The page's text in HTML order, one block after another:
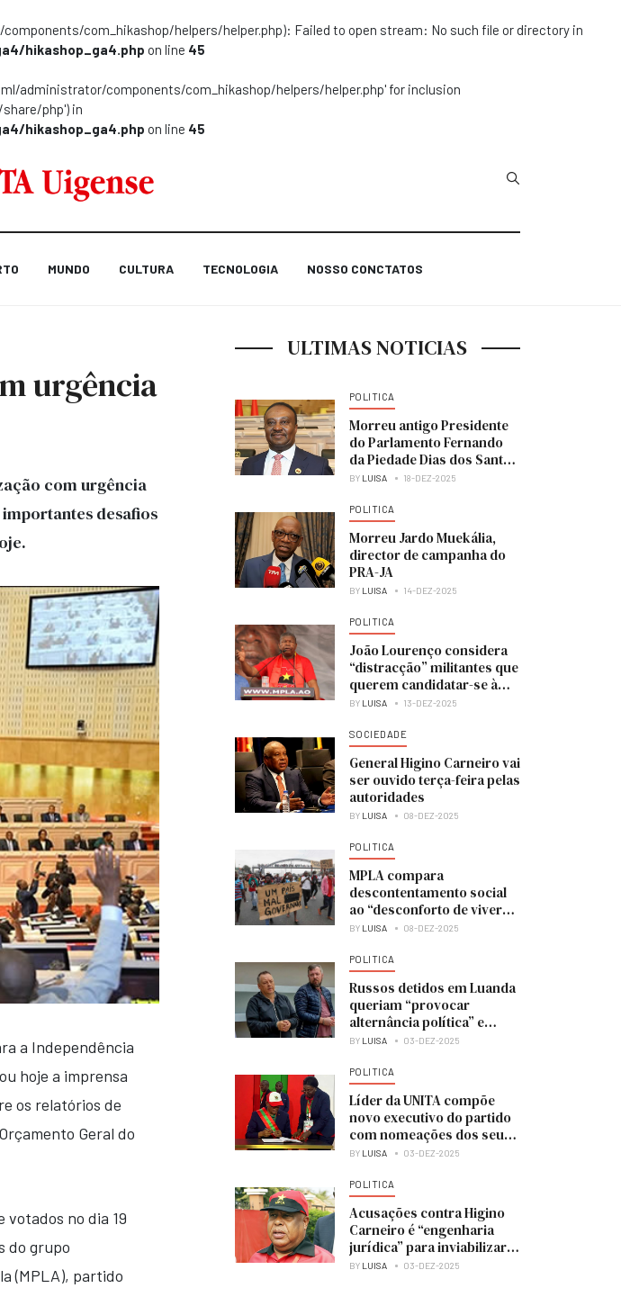
com_hikashop/helpers/helper.php): Failed to open stream: No such file or directory in
hikashop_ga4.php on line 45
administrator/components/com_hikashop/helpers/helper.php' for inclusion
php') in
hikashop_ga4.php on line 45
Type 2 or more
MUNDO CULTURA TECNOLOGIA NOSSO CONCTATOS
urgência
com urgência
desafios
a Independência
hoje a imprensa
os relatórios de
Geral do
no dia 19
do grupo
(MPLA), partido
ULTIMAS NOTICIAS
POLITICA
Morreu antigo Presidente
do Parlamento Fernando
da Piedade Dias dos Santos
“Nandó”
BY LUISA 18-DEZ-2025
POLITICA
Morreu Jardo Muekália,
director de campanha do
PRA-JA
BY LUISA 14-DEZ-2025
POLITICA
João Lourenço considera
“distracção” militantes que
querem candidatar-se à
liderança do MPLA
BY LUISA 13-DEZ-2025
SOCIEDADE
General Higino Carneiro vai
ser ouvido terça-feira pelas
autoridades
BY LUISA 08-DEZ-2025
POLITICA
MPLA compara
descontentamento social
ao “desconforto de viver
numa casa em obras”
BY LUISA 08-DEZ-2025
POLITICA
Russos detidos em Luanda
queriam “provocar
alternância política” e
colocar UNITA no poder
BY LUISA 03-DEZ-2025
POLITICA
Líder da UNITA compõe
novo executivo do partido
com nomeações dos seus
membros
BY LUISA 03-DEZ-2025
POLITICA
Acusações contra Higino
Carneiro é “engenharia
jurídica” para inviabilizar
candidatura à presidência
BY LUISA 03-DEZ-2025